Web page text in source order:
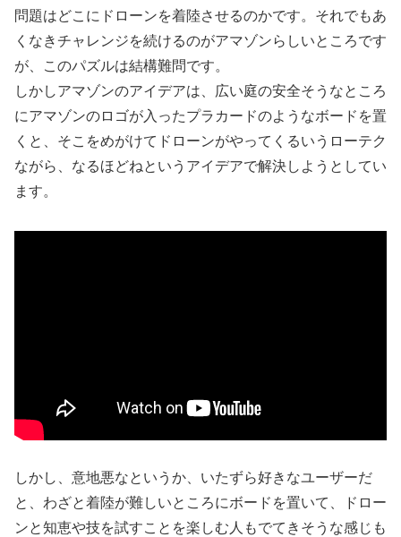
問題はどこにドローンを着陸させるのかです。それでもあ
くなきチャレンジを続けるのがアマゾンらしいところです
が、このパズルは結構難問です。
しかしアマゾンのアイデアは、広い庭の安全そうなところ
にアマゾンのロゴが入ったプラカードのようなボードを置
くと、そこをめがけてドローンがやってくるいうローテク
ながら、なるほどねというアイデアで解決しようとしてい
ます。
しかし、意地悪なというか、いたずら好きなユーザーだ
と、わざと着陸が難しいところにボードを置いて、ドロー
ンと知恵や技を試すことを楽しむ人もでてきそうな感じも